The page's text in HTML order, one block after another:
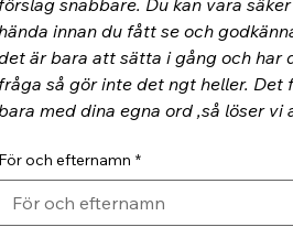
innan du fått se och
är bara att sätta i gång och har
så gör inte det ngt heller. Det
med dina egna ord ,så löser vi
och efternamn *